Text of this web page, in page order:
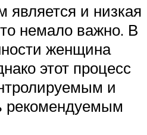
является и низкая
немало важно. В
женщина
этот процесс
и
рекомендуемым